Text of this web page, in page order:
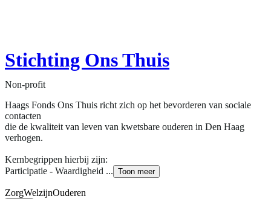
Stichting Ons Thuis
Non-profit
Haags Fonds Ons Thuis richt zich op het bevorderen van sociale
contacten
die de kwaliteit van leven van kwetsbare ouderen in Den Haag
verhogen.
Kernbegrippen hierbij zijn:
Participatie - Waardigheid ... Toon meer
ZorgWelzijnOuderen